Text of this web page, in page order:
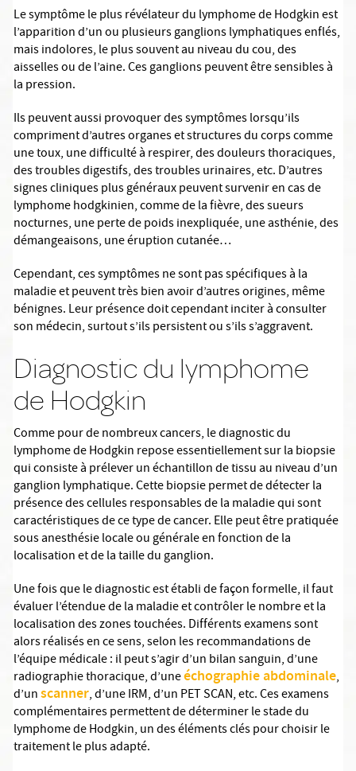
Le symptôme le plus révélateur du lymphome de Hodgkin est
l’apparition d’un ou plusieurs ganglions lymphatiques enflés,
mais indolores, le plus souvent au niveau du cou, des
aisselles ou de l’aine. Ces ganglions peuvent être sensibles à
la pression.
Ils peuvent aussi provoquer des symptômes lorsqu’ils
compriment d’autres organes et structures du corps comme
une toux, une difficulté à respirer, des douleurs thoraciques,
des troubles digestifs, des troubles urinaires, etc. D’autres
signes cliniques plus généraux peuvent survenir en cas de
lymphome hodgkinien, comme de la fièvre, des sueurs
nocturnes, une perte de poids inexpliquée, une asthénie, des
démangeaisons, une éruption cutanée…
Cependant, ces symptômes ne sont pas spécifiques à la
maladie et peuvent très bien avoir d’autres origines, même
bénignes. Leur présence doit cependant inciter à consulter
son médecin, surtout s’ils persistent ou s’ils s’aggravent.
Diagnostic du lymphome
de Hodgkin
Comme pour de nombreux cancers, le diagnostic du
lymphome de Hodgkin repose essentiellement sur la biopsie
qui consiste à prélever un échantillon de tissu au niveau d’un
ganglion lymphatique. Cette biopsie permet de détecter la
présence des cellules responsables de la maladie qui sont
caractéristiques de ce type de cancer. Elle peut être pratiquée
sous anesthésie locale ou générale en fonction de la
localisation et de la taille du ganglion.
Une fois que le diagnostic est établi de façon formelle, il faut
évaluer l’étendue de la maladie et contrôler le nombre et la
localisation des zones touchées. Différents examens sont
alors réalisés en ce sens, selon les recommandations de
l’équipe médicale : il peut s’agir d’un bilan sanguin, d’une
radiographie thoracique, d’uneéchographie abdominale,
d’unscanner, d’une IRM, d’un PET SCAN, etc. Ces examens
complémentaires permettent de déterminer le stade du
lymphome de Hodgkin, un des éléments clés pour choisir le
traitement le plus adapté.